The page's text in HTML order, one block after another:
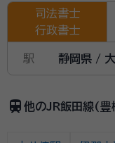
司法書士
行政書士
駅 静岡県 /
train 他のJR飯田線(豊